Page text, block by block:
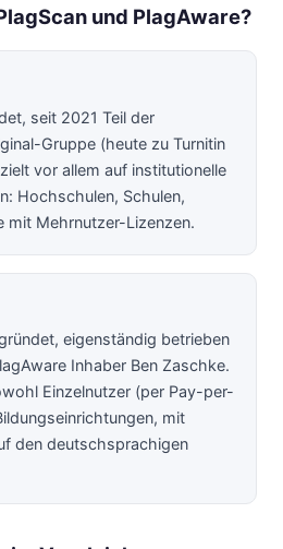
und PlagAware?
seit 2021 Teil der
Gruppe (heute zu Turnitin
vor allem auf institutionelle
Hochschulen, Schulen,
mit Mehrnutzer-Lizenzen.
eigenständig betrieben
Inhaber Ben Zaschke.
Einzelnutzer (per Pay-per-
mit
den deutschsprachigen